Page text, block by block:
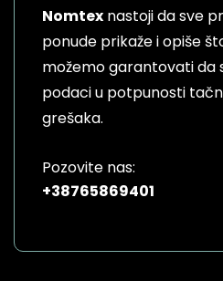
on
Nomtex nastoji da sve
ponude prikaže i opiše
možemo garantovati da
podaci u potpunosti
grešaka.
Pozovite nas:
+38765869401